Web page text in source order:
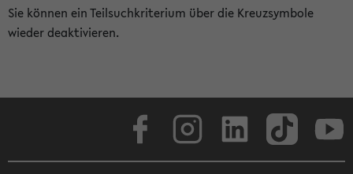
Sie können ein Teilsuchkriterium über die Kreuzsymbole
wieder deaktivieren.